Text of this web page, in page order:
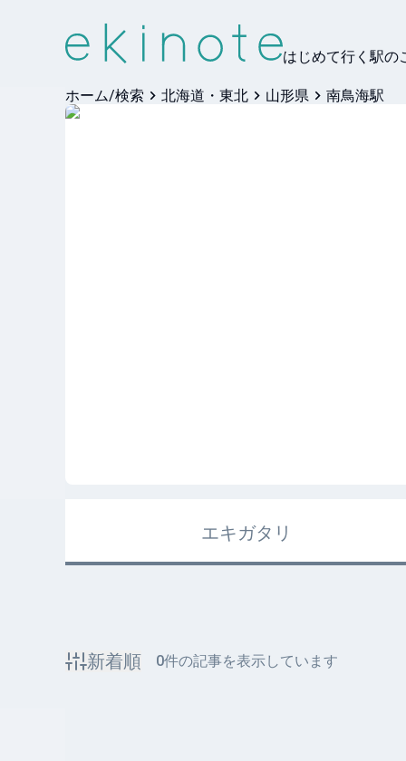
はじめて行く駅の
ホーム/検索 北海道・東北 山形県 南鳥海駅
エキガタリ
新着順 0件の記事を表示しています